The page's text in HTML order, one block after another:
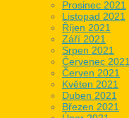
Prosinec 2021
Listopad 2021
Říjen 2021
Září 2021
Srpen 2021
Červenec 2021
Červen 2021
Květen 2021
Duben 2021
Březen 2021